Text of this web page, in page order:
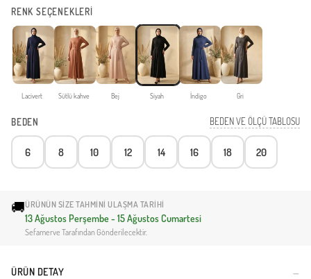
RENK SEÇENEKLERİ
Lacivert Sütlü kahve Bej Siyah İndigo Gri
BEDEN BEDEN VE ÖLÇÜ TABLOSU
6 8 10 12 14 16 18 20
🚚ÜRÜNÜN SIZE TAHMINI ULAŞMA TARIHI
13 Ağustos Perşembe - 15 Ağustos Cumartesi
Sefamerve Tarafından Gönderilecektir.
ÜRÜN DETAY